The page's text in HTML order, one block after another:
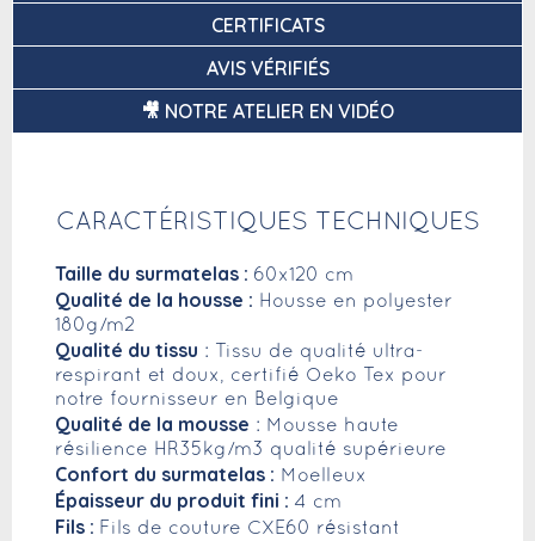
CERTIFICATS
AVIS VÉRIFIÉS
🎥 NOTRE ATELIER EN VIDÉO
CARACTÉRISTIQUES TECHNIQUES
Taille du surmatelas : 60x120 cm
Qualité de la housse : Housse en polyester
180g/m2
Qualité du tissu : Tissu de qualité ultra-
respirant et doux, certifié Oeko Tex pour
notre fournisseur en Belgique
Qualité de la mousse : Mousse haute
résilience HR35kg/m3 qualité supérieure
Confort du surmatelas : Moelleux
Épaisseur du produit fini : 4 cm
Fils : Fils de couture CXE60 résistant